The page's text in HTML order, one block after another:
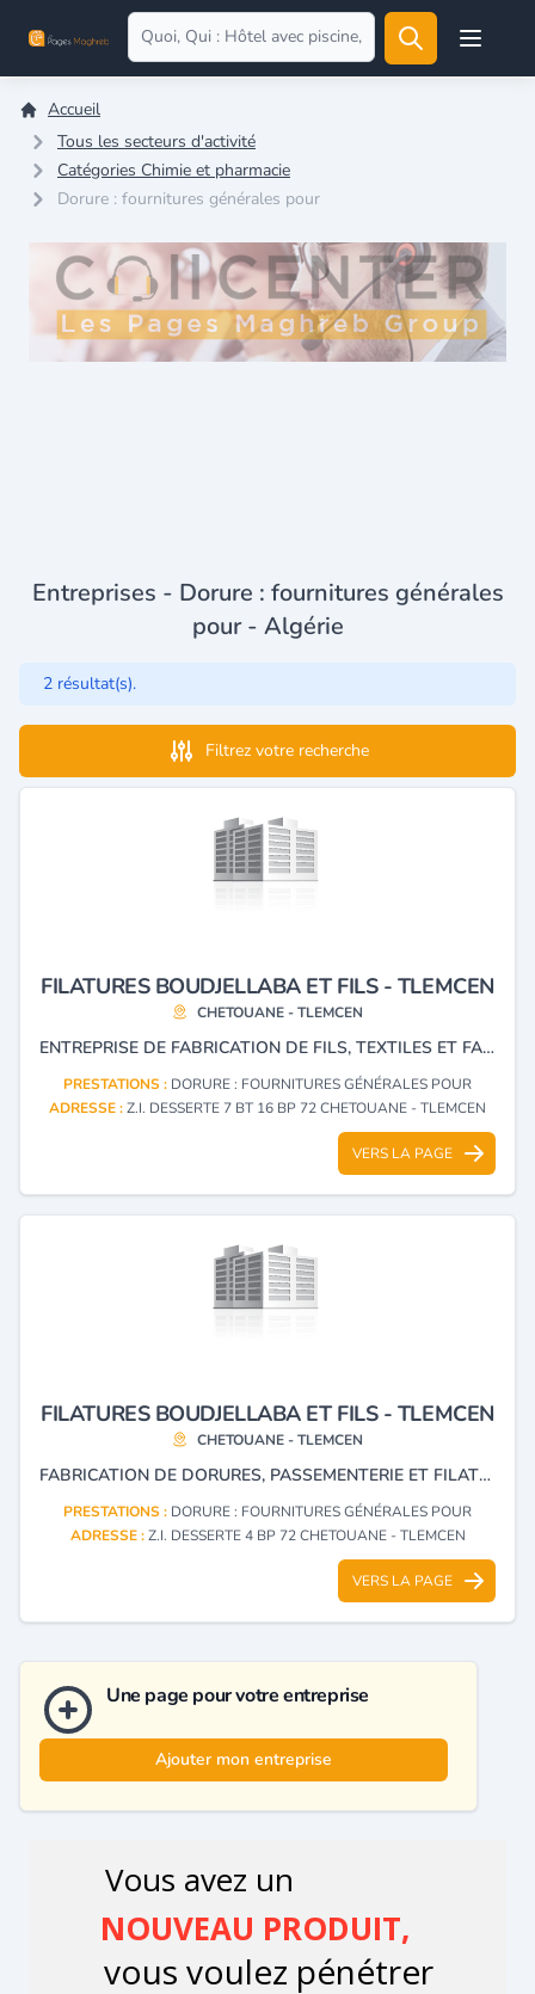
Open
Accueil
Tous les secteurs d'activité
Catégories Chimie et pharmacie
Dorure : fournitures générales pour
Entreprises - Dorure : fournitures générales
pour - Algérie
2 résultat(s).
Filtrez votre recherche
FILATURES BOUDJELLABA ET FILS - TLEMCEN
CHETOUANE - TLEMCEN
ENTREPRISE DE FABRICATION DE FILS, TEXTILES ET FANTAISIES.
PRESTATIONS : DORURE : FOURNITURES GÉNÉRALES POUR
ADRESSE :Z.I. DESSERTE 7 BT 16 BP 72 CHETOUANE - TLEMCEN
VERS LA PAGE
FILATURES BOUDJELLABA ET FILS - TLEMCEN
CHETOUANE - TLEMCEN
FABRICATION DE DORURES, PASSEMENTERIE ET FILATURE.
PRESTATIONS : DORURE : FOURNITURES GÉNÉRALES POUR
ADRESSE :Z.I. DESSERTE 4 BP 72 CHETOUANE - TLEMCEN
VERS LA PAGE
Une page pour votre entreprise
Ajouter mon entreprise